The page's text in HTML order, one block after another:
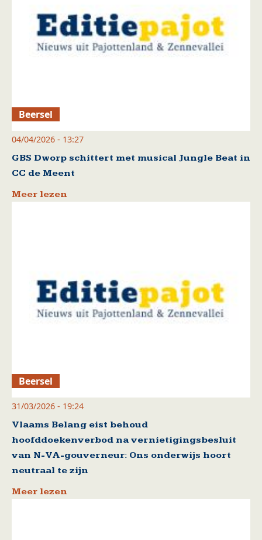
Beersel
04/04/2026 - 13:27
GBS Dworp schittert met musical Jungle Beat in
CC de Meent
Meer lezen
Beersel
31/03/2026 - 19:24
Vlaams Belang eist behoud
hoofddoekenverbod na vernietigingsbesluit
van N-VA-gouverneur: Ons onderwijs hoort
neutraal te zijn
Meer lezen